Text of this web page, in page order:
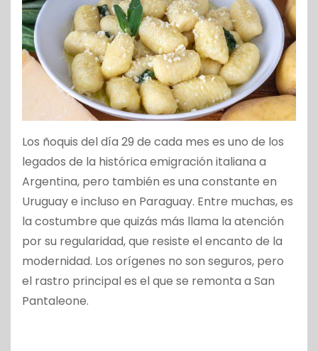
Los ñoquis del día 29 de cada mes es uno de los
legados de la histórica emigración italiana a
Argentina, pero también es una constante en
Uruguay e incluso en Paraguay. Entre muchas, es
la costumbre que quizás más llama la atención
por su regularidad, que resiste el encanto de la
modernidad. Los orígenes no son seguros, pero
el rastro principal es el que se remonta a San
Pantaleone.